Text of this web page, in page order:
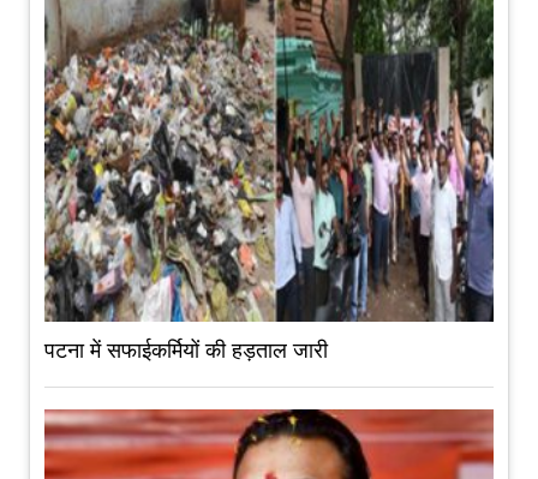
पटना में सफाईकर्मियों की हड़ताल जारी